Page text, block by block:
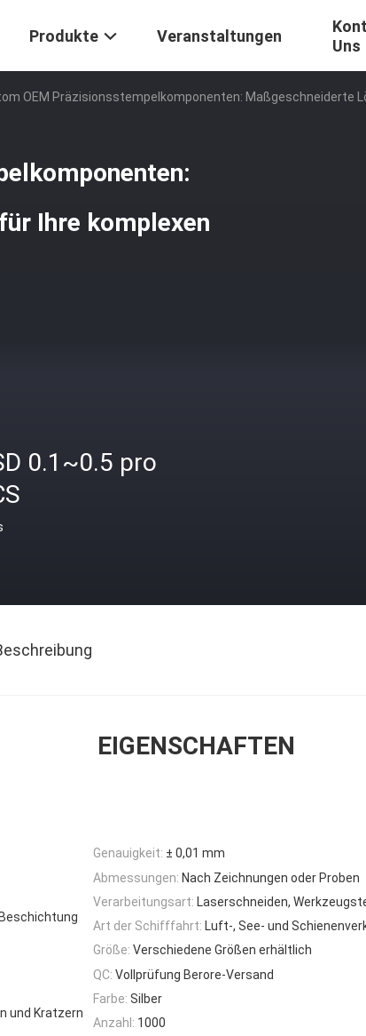
Produkte Veranstaltungen
Uns
OEM Präzisionsstempelkomponenten: Maßgeschneiderte
Ihre komplexen
0.1~0.5 pro
EIGENSCHAFTEN
Genauigkeit: ± 0,01 mm
Abmessungen: Nach Zeichnungen oder Proben
Verarbeitungsart: Laserschneiden,
Art der Schifffahrt: Luft-, See- und
Größe: Verschiedene Größen erhältlich
QC: Vollprüfung Berore-Versand
und Kratzern
Farbe: Silber
Anzahl: 1000